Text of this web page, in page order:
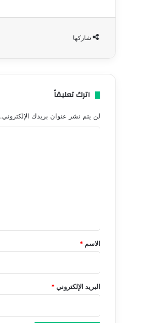
شاركها
اترك تعليقاً
لن يتم نشر عنوان بريدك الإلكتروني.
*
الاسم *
البريد الإلكتروني*